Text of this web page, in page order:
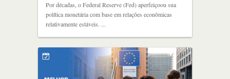
Por décadas, o Federal Reserve (Fed) aperfeiçoou sua
política monetária com base em relações econômicas
relativamente estáveis. ...